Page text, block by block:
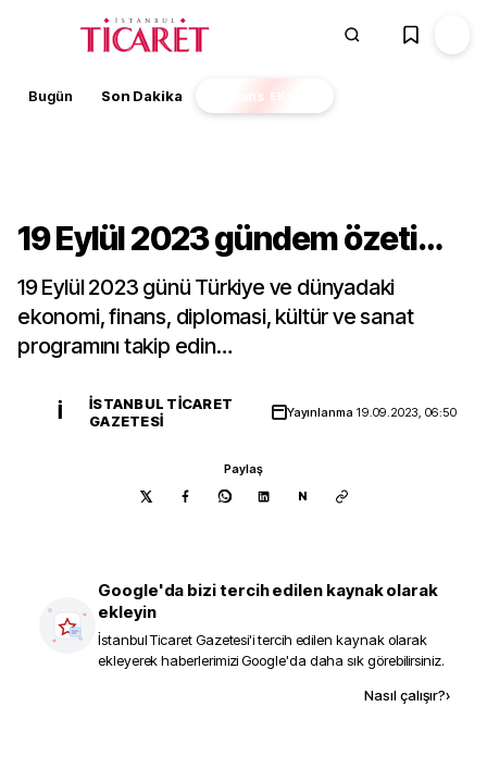
Bugün Son Dakika Finans EKSTRA
19 Eylül 2023 gündem özeti…
19 Eylül 2023 günü Türkiye ve dünyadaki
ekonomi, finans, diplomasi, kültür ve sanat
programını takip edin…
İ
İSTANBUL TICARET
GAZETESI
Yayınlanma 19.09.2023, 06:50
Paylaş
N
Google'da bizi tercih edilen kaynak olarak
ekleyin
İstanbul Ticaret Gazetesi'i tercih edilen kaynak olarak
ekleyerek haberlerimizi Google'da daha sık görebilirsiniz.
Nasıl çalışır?›